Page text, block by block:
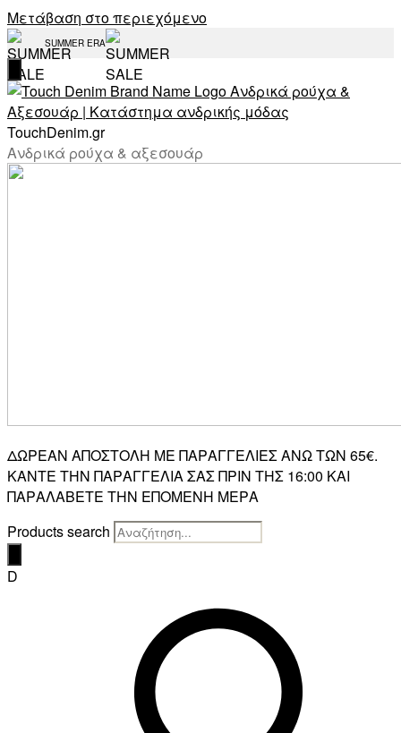
Μετάβαση στο περιεχόμενο
SUMMER ERA
TouchDenim.gr
Ανδρικά ρούχα & αξεσουάρ
ΔΩΡΕΑΝ ΑΠΟΣΤΟΛΗ ΜΕ ΠΑΡΑΓΓΕΛΙΕΣ ΑΝΩ ΤΩΝ 65€.
ΚΑΝΤΕ ΤΗΝ ΠΑΡΑΓΓΕΛΙΑ ΣΑΣ ΠΡΙΝ ΤΗΣ 16:00 ΚΑΙ
ΠΑΡΑΛΑΒΕΤΕ ΤΗΝ ΕΠΟΜΕΝΗ ΜΕΡΑ
Products search
D